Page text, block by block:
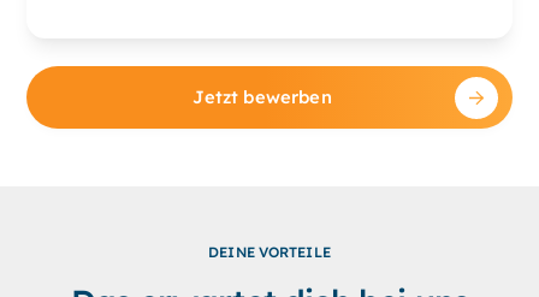
Jetzt bewerben
DEINE VORTEILE